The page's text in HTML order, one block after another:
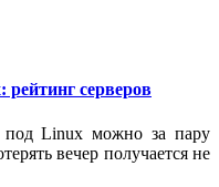
серверов
под Linux можно за пару
вечер получается не